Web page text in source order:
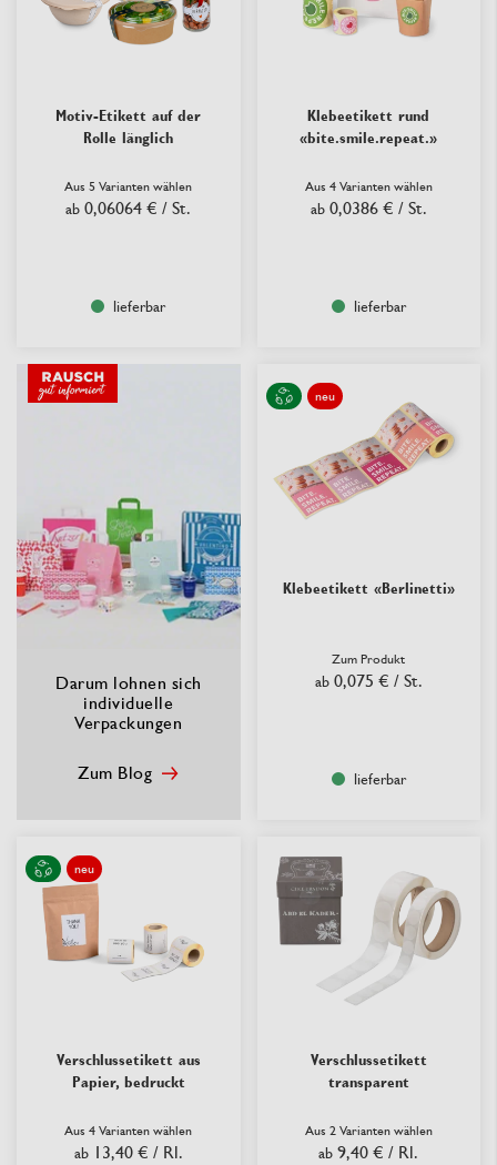
Motiv-Etikett auf der
Rolle länglich
Aus 5 Varianten wählen
ab 0,06064 € / St.
lieferbar
Klebeetikett rund
«bite.smile.repeat.»
Aus 4 Varianten wählen
ab 0,0386 € / St.
lieferbar
Darum lohnen sich
individuelle
Verpackungen
Zum Blog
neu
Klebeetikett «Berlinetti»
Zum Produkt
ab 0,075 € / St.
lieferbar
neu
Verschlussetikett aus
Papier, bedruckt
Aus 4 Varianten wählen
ab 13,40 € / Rl.
Verschlussetikett
transparent
Aus 2 Varianten wählen
ab 9,40 € / Rl.